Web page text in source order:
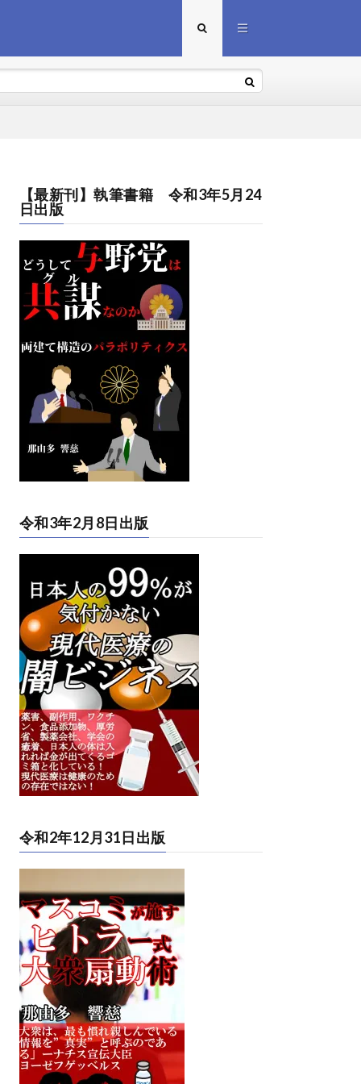
【最新刊】執筆書籍 令和3年5月24
日出版
令和3年2月8日出版
令和2年12月31日出版